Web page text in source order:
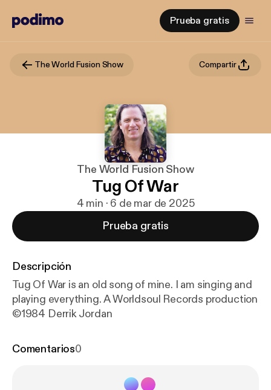
Prueba gratis
The World Fusion Show Compartir
The World Fusion Show
Tug Of War
4 min · 6 de mar de 2025
Prueba gratis
Descripción
Tug Of War is an old song of mine. I am singing and
playing everything. A Worldsoul Records production
©1984 Derrik Jordan
Comentarios0